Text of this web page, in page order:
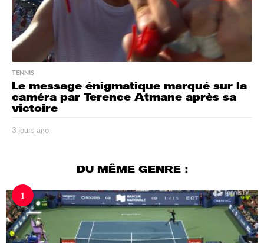
TENNIS
Le message énigmatique marqué sur la
caméra par Terence Atmane après sa
victoire
3 jours ago
a
g
DU MÊME GENRE :
1